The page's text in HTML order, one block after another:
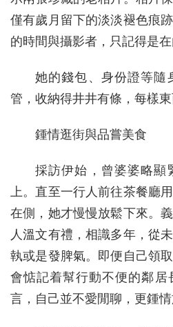
僅有歲月留下的淡淡褪色痕
的時間與攝影者，只記得是在
她的錢包、身份證等隨
管，收納得井井有條，每樣東
鍾情逛街與品嘗美食
採訪伊始，曾婆婆略顯
上。直至一行人前往茶餐廳
在側，她才慢慢放鬆下來。
人溫文有禮，相識多年，從
執或是發脾氣。即便自己領
會惦記着幫行動不便的鄰居
言，自己並不愛閒聊，更鍾情